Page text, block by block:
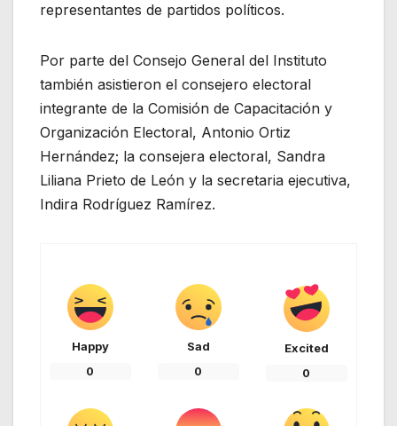
representantes de partidos políticos.
Por parte del Consejo General del Instituto
también asistieron el consejero electoral
integrante de la Comisión de Capacitación y
Organización Electoral, Antonio Ortiz
Hernández; la consejera electoral, Sandra
Liliana Prieto de León y la secretaria ejecutiva,
Indira Rodríguez Ramírez.
Happy
0
Sad
0
Excited
0